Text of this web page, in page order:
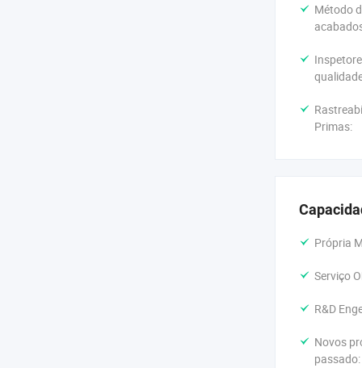
Método
Primas:
Própria
Serviço
R&D
Novos
passado: